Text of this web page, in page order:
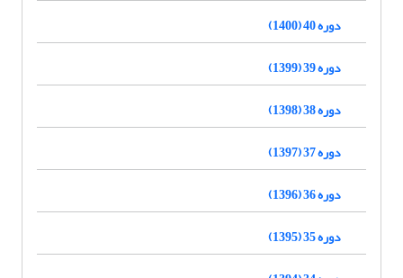
دوره 40 (1400)
دوره 39 (1399)
دوره 38 (1398)
دوره 37 (1397)
دوره 36 (1396)
دوره 35 (1395)